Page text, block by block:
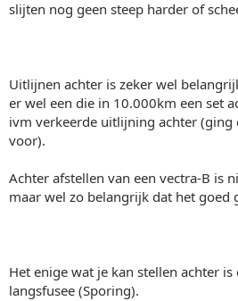
slijten nog geen steep harder of
Uitlijnen achter is zeker wel
er wel een die in 10.000km een set
ivm verkeerde uitlijning achter (ging
voor).
Achter afstellen van een vectra-B is
maar wel zo belangrijk dat het goed
Het enige wat je kan stellen achter
langsfusee (Sporing).